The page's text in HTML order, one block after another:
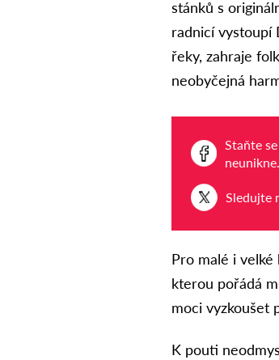
stánků s
radnicí vystoupí
řeky, zahraje
neobyčejná
Staňte
neunikne.
Sledujte
Pro malé i
kterou pořádá
moci vyzkoušet
K pouti